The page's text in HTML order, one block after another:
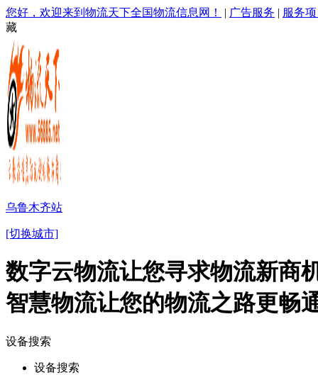
您好，欢迎来到物流天下全国物流信息网！ | 广告服务 | 服务
藏
乌鲁木齐站
[切换城市]
数字云物流让您寻求物流新商
智慧物流让您的物流之路更畅
设备搜索
设备搜索